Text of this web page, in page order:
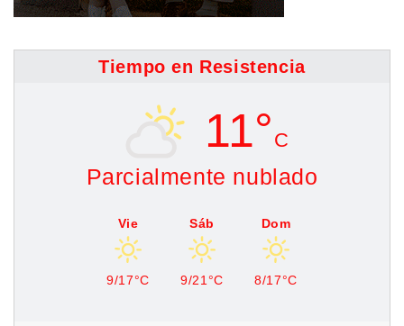
Tiempo en Resistencia
11° C
Parcialmente nublado
Vie
9/17°C
Sáb
9/21°C
Dom
8/17°C